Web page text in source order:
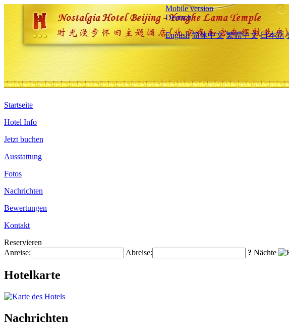
Mobile version
Deutsch
English 简体中文 繁體中文 日本語
Startseite
Hotel Info
Jetzt buchen
Ausstattung
Fotos
Nachrichten
Bewertungen
Kontakt
Reservieren
Anreise:
Abreise: ? Nächte
Hotelkarte
Nachrichten